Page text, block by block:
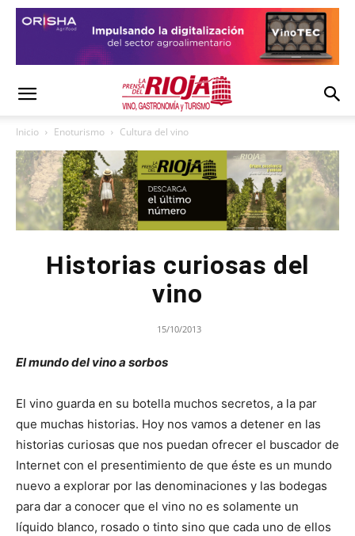
Inicio Enoturismo Cultura del vino
Historias curiosas del
vino
15/10/2013
El mundo del vino a sorbos
El vino guarda en su botella muchos secretos, a la par
que muchas historias. Hoy nos vamos a detener en las
historias curiosas que nos puedan ofrecer el buscador de
Internet con el presentimiento de que éste es un mundo
nuevo a explorar por las denominaciones y las bodegas
para dar a conocer que el vino no es solamente un
líquido blanco, rosado o tinto sino que cada uno de ellos